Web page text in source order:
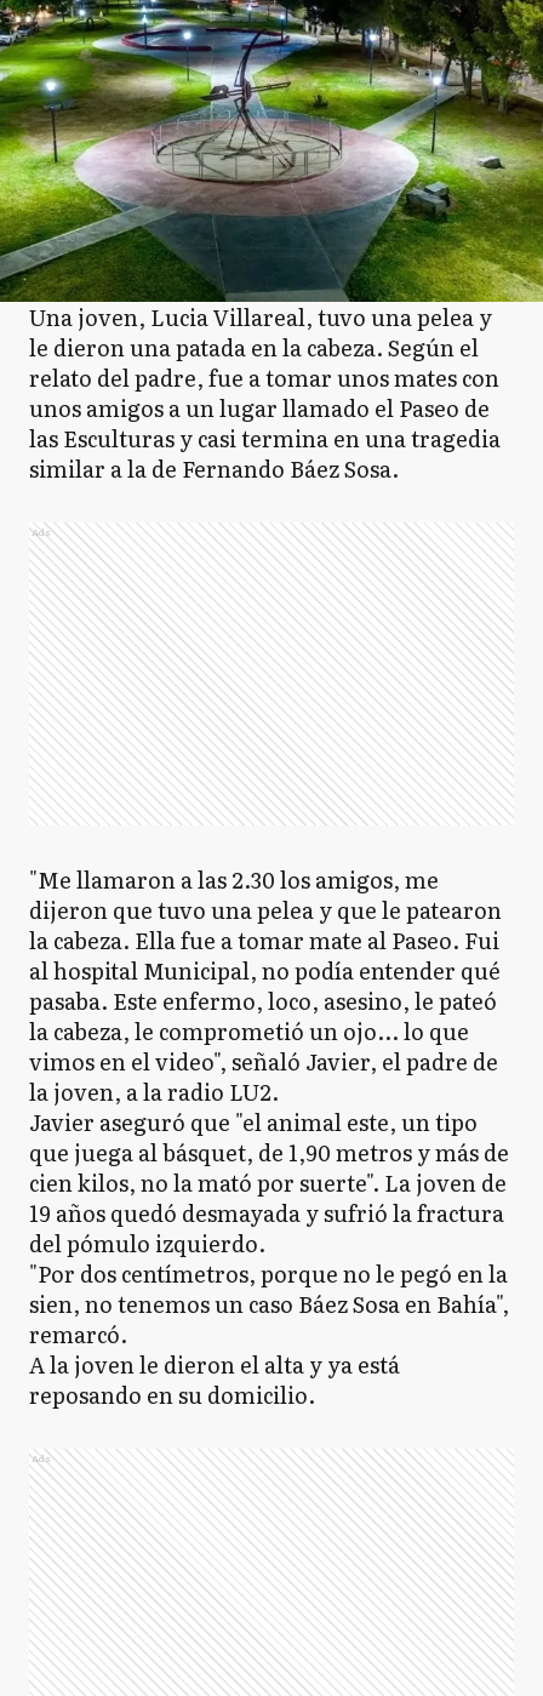
Una joven, Lucia Villareal, tuvo una pelea y
le dieron una patada en la cabeza. Según el
relato del padre, fue a tomar unos mates con
unos amigos a un lugar llamado el Paseo de
las Esculturas y casi termina en una tragedia
similar a la de Fernando Báez Sosa.
Ads
"Me llamaron a las 2.30 los amigos, me
dijeron que tuvo una pelea y que le patearon
la cabeza. Ella fue a tomar mate al Paseo. Fui
al hospital Municipal, no podía entender qué
pasaba. Este enfermo, loco, asesino, le pateó
la cabeza, le comprometió un ojo... lo que
vimos en el video", señaló Javier, el padre de
la joven, a la radio LU2.
Javier aseguró que "el animal este, un tipo
que juega al básquet, de 1,90 metros y más de
cien kilos, no la mató por suerte". La joven de
19 años quedó desmayada y sufrió la fractura
del pómulo izquierdo.
"Por dos centímetros, porque no le pegó en la
sien, no tenemos un caso Báez Sosa en Bahía",
remarcó.
A la joven le dieron el alta y ya está
reposando en su domicilio.
Ads